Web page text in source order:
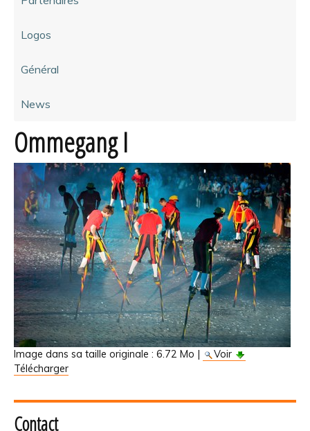
Logos
Général
News
Ommegang I
Image dans sa taille originale : 6.72 Mo |
Voir
Télécharger
Contact